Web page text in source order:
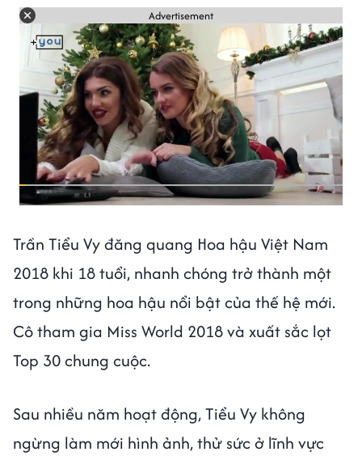
Advertisement
Trần Tiểu Vy đăng quang Hoa hậu Việt Nam
2018 khi 18 tuổi, nhanh chóng trở thành một
trong những hoa hậu nổi bật của thế hệ mới.
Cô tham gia Miss World 2018 và xuất sắc lọt
Top 30 chung cuộc.
Sau nhiều năm hoạt động, Tiểu Vy không
ngừng làm mới hình ảnh, thử sức ở lĩnh vực